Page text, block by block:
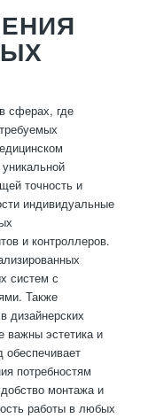
сферах, где
точность и
индивидуальные
и контроллеров.
систем с
Также
дизайнерских
важны эстетика и
обеспечивает
потребностям
монтажа и
работы в любых